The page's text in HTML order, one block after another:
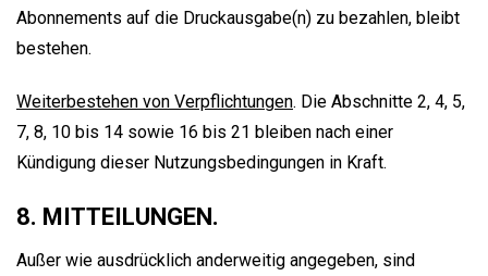
Abonnements auf die Druckausgabe(n) zu bezahlen, bleibt
bestehen.
Weiterbestehen von Verpflichtungen. Die Abschnitte 2, 4, 5,
7, 8, 10 bis 14 sowie 16 bis 21 bleiben nach einer
Kündigung dieser Nutzungsbedingungen in Kraft.
8. MITTEILUNGEN.
Außer wie ausdrücklich anderweitig angegeben, sind